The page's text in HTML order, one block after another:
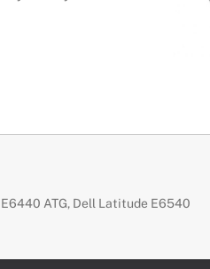
ATG, Dell Latitude E6540